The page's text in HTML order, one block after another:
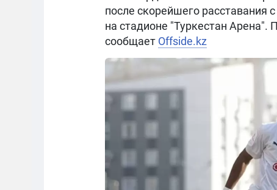
после скорейшего расставания
на стадионе "Туркестан Арена".
сообщает Offside.kz